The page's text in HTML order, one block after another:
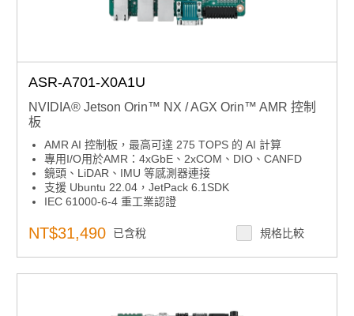
ASR-A701-X0A1U
NVIDIA® Jetson Orin™ NX / AGX Orin™ AMR 控制
板
AMR AI 控制板，最高可達 275 TOPS 的 AI 計算
專用I/O用於AMR：4xGbE、2xCOM、DIO、CANFD
鏡頭、LiDAR、IMU 等感測器連接
支援 Ubuntu 22.04，JetPack 6.1SDK
IEC 61000-6-4 重工業認證
期間限定優惠可填寫表單洽專人
更多資訊歡迎觀看2026嵌入式設計特刊
NT$31,490 已含稅 規格比較